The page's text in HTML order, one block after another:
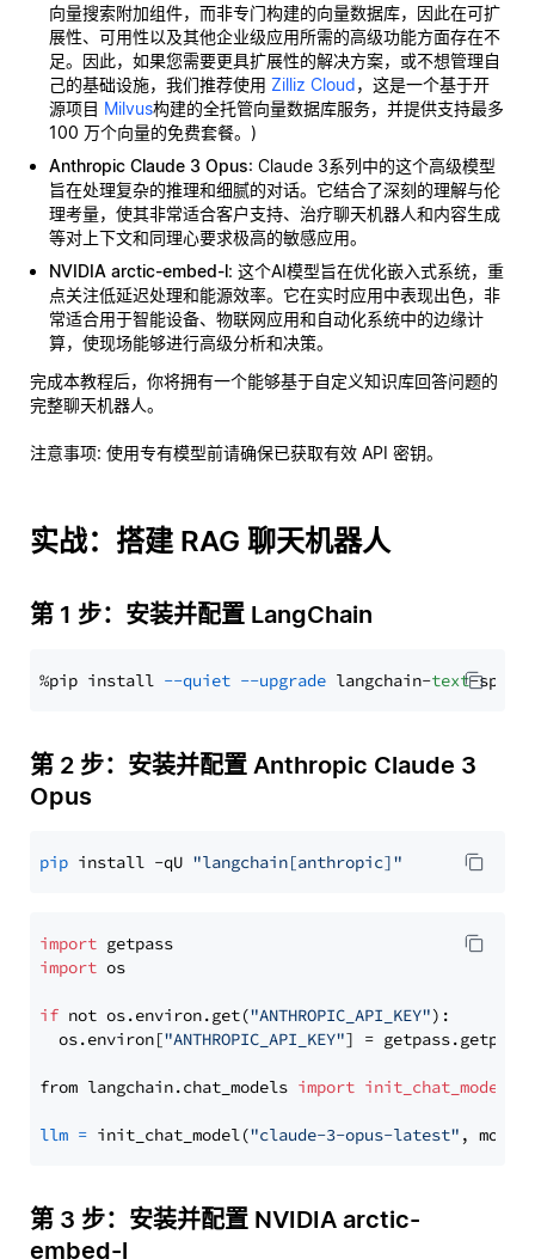
向量搜索附加组件，而非专门构建的向量数据库，因此在可扩
展性、可用性以及其他企业级应用所需的高级功能方面存在不
足。因此，如果您需要更具扩展性的解决方案，或不想管理自
己的基础设施，我们推荐使用 Zilliz Cloud，这是一个基于开
源项目 Milvus构建的全托管向量数据库服务，并提供支持最多
100 万个向量的免费套餐。)
Anthropic Claude 3 Opus: Claude 3系列中的这个高级模型
旨在处理复杂的推理和细腻的对话。它结合了深刻的理解与伦
理考量，使其非常适合客户支持、治疗聊天机器人和内容生成
等对上下文和同理心要求极高的敏感应用。
NVIDIA arctic-embed-l: 这个AI模型旨在优化嵌入式系统，重
点关注低延迟处理和能源效率。它在实时应用中表现出色，非
常适合用于智能设备、物联网应用和自动化系统中的边缘计
算，使现场能够进行高级分析和决策。
完成本教程后，你将拥有一个能够基于自定义知识库回答问题的
完整聊天机器人。
注意事项: 使用专有模型前请确保已获取有效 API 密钥。
实战：搭建 RAG 聊天机器人
第 1 步：安装并配置 LangChain
%pip install --quiet --upgrade langchain-text
第 2 步：安装并配置 Anthropic Claude 3
Opus
pip install -qU "langchain[anthropic]"
import
import os
if not os.environ.get("ANTHROPIC_API_KEY"):
  os.environ[
"ANTHROPIC_API_KEY"] = getpass.getpass(
from langchain.chat_models import init_chat_model
llm = init_chat_model("claude-3-opus-latest" ,
第 3 步：安装并配置 NVIDIA arctic-
embed-l